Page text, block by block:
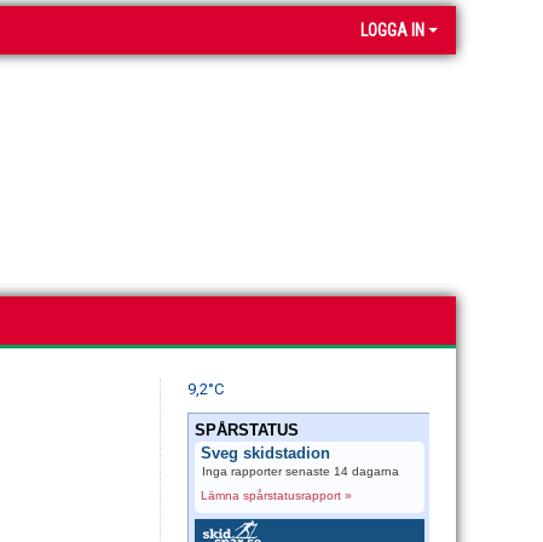
LOGGA IN
9,2°C
SPÅRSTATUS
Sveg skidstadion
Inga rapporter senaste 14 dagarna
Lämna spårstatusrapport »